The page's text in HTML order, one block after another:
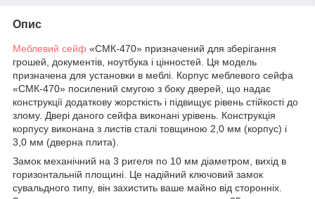
Опис
Меблевий сейф «СМК-470» призначений для зберігання
грошей, документів, ноутбука і цінностей. Ця модель
призначена для установки в меблі. Корпус меблевого сейфа
«СМК-470» посилений смугою з боку дверей, що надає
конструкції додаткову жорсткість і підвищує рівень стійкості до
злому. Двері даного сейфа виконані урівень. Конструкція
корпусу виконана з листів сталі товщиною 2,0 мм (корпус) і
3,0 мм (дверна плита).
Замок механічний на 3 ригеля по 10 мм діаметром, вихід в
горизонтальній площині. Це надійний ключовий замок
сувальдного типу, він захистить ваше майно від сторонніх.